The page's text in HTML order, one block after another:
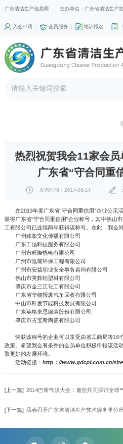
广东清洁生产信息网 主办单位：广东省清洁生产
入会申请 会员服务 培训报名
热烈祝贺我会11家会
广东省“守合同重
发布时间：2014-08-14
在2013年度广东省“守合同重信用”企业公示
获得广东省“守合同重信用”企业称号，其中佛山
工有限公司已连续两年获得该称号。在此，我会
广州臻挚文化传播有限公司
广东工信科技服务有限公司
广州市旺隆热电有限公司
广州市泓耀环保工程有限公司
广州市安益职业安全事务咨询有限公司
佛山市英辉铝型材有限公司
肇庆市金三江化工有限公司
广东省华物报废汽车回收有限公司
中山市科发节能科技发展有限公司
广东英格来思服装股份有限公司
肇庆市古宝斯陶瓷有限公司
荣获该称号的企业可以享受由省工商局等16
政策。希望我会有条件的会员单位积极申报该活
取更好的发展环境。
活动链接： http：//www.gdcpi.com.cn/
[上一篇] 2014巴黎气候大会：邀您共同探讨全球
[下一篇] 我会召开广东省清洁生产技术服务单位